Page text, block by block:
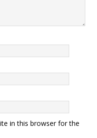
in this browser for the